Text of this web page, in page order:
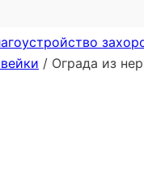
/ Ограда из